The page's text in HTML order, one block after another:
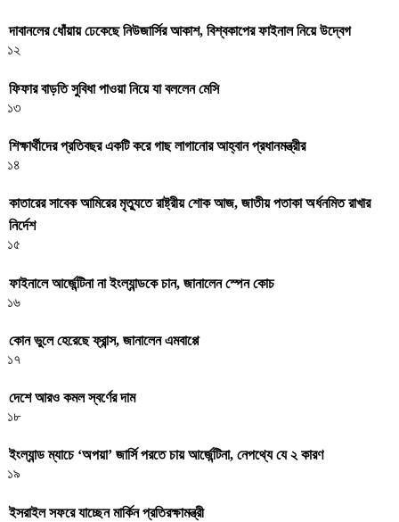
দাবানলের ধোঁয়ায় ঢেকেছে নিউজার্সির আকাশ, বিশ্বকাপের ফাইনাল নিয়ে উদ্বেগ
১২
ফিফার বাড়তি সুবিধা পাওয়া নিয়ে যা বললেন মেসি
১৩
শিক্ষার্থীদের প্রতিবছর একটি করে গাছ লাগানোর আহ্বান প্রধানমন্ত্রীর
১৪
কাতারের সাবেক আমিরের মৃত্যুতে রাষ্ট্রীয় শোক আজ, জাতীয় পতাকা অর্ধনমিত রাখার
নির্দেশ
১৫
ফাইনালে আর্জেন্টিনা না ইংল্যান্ডকে চান, জানালেন স্পেন কোচ
১৬
কোন ভুলে হেরেছে ফ্রান্স, জানালেন এমবাপ্পে
১৭
দেশে আরও কমল স্বর্ণের দাম
১৮
ইংল্যান্ড ম্যাচে ‘অপয়া’ জার্সি পরতে চায় আর্জেন্টিনা, নেপথ্যে যে ২ কারণ
১৯
ইসরাইল সফরে যাচ্ছেন মার্কিন প্রতিরক্ষামন্ত্রী